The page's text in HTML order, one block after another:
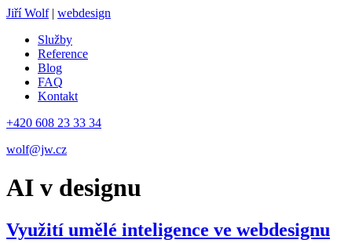
Jiří Wolf | webdesign
Služby
Reference
Blog
FAQ
Kontakt
+420 608 23 33 34
wolf@jw.cz
AI v designu
Využití umělé inteligence ve webdesignu